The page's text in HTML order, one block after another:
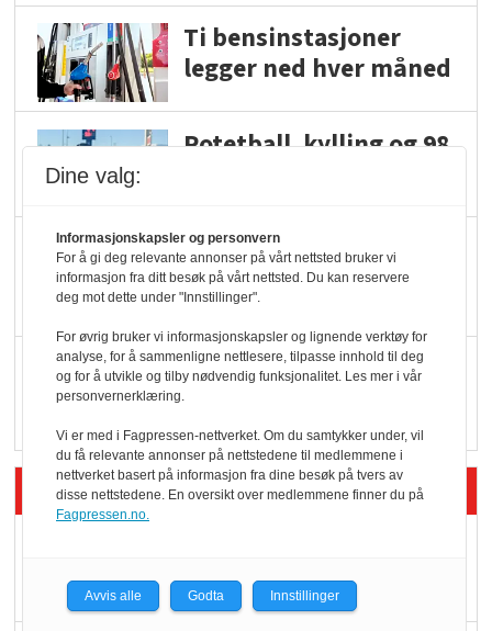
Ti bensinstasjoner
legger ned hver måned
Potetball, kylling og 98
KBS-bransjen i
endring: Stadig større
serveringstilbud
Vokser med ferdigmat
i dagligvare
Siste artikler - Butikk i praksis
dundrer videre
Dine valg:
Informasjonskapsler og personvern
For å gi deg relevante annonser på vårt nettsted bruker vi
informasjon fra ditt besøk på vårt nettsted. Du kan reservere
deg mot dette under "Innstillinger".
For øvrig bruker vi informasjonskapsler og lignende verktøy for
analyse, for å sammenligne nettlesere, tilpasse innhold til deg
og for å utvikle og tilby nødvendig funksjonalitet. Les mer i vår
personvernerklæring.
Vi er med i Fagpressen-nettverket. Om du samtykker under, vil
du få relevante annonser på nettstedene til medlemmene i
nettverket basert på informasjon fra dine besøk på tvers av
disse nettstedene. En oversikt over medlemmene finner du på
Fagpressen.no.
Avvis alle Godta Innstillinger